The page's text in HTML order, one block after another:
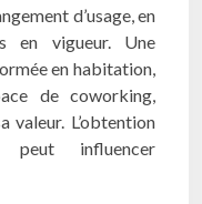
d’usage, en
en vigueur. Une
en habitation,
de coworking,
valeur. L’obtention
influencer